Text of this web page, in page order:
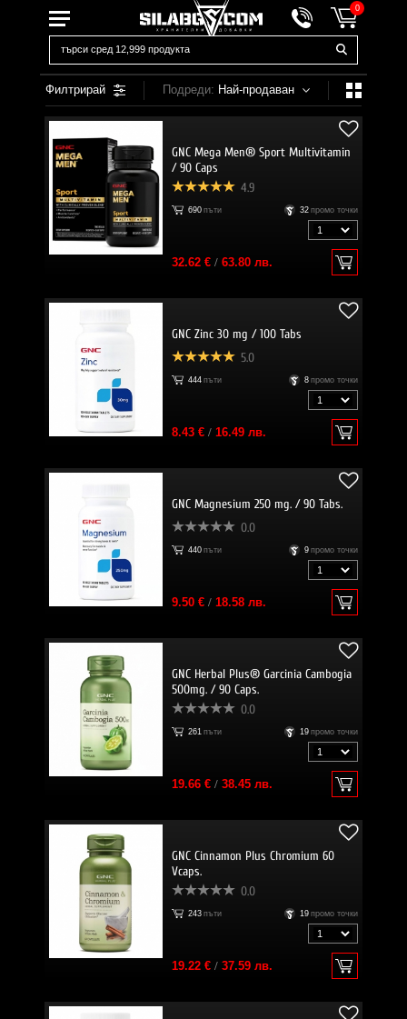
0
Филтрирай Подреди: Най-продаван
GNC Mega Men® Sport Multivitamin
/ 90 Caps
4.9
690 пъти 32 промо точки
32.62 €/ 63.80 лв.
GNC Zinc 30 mg / 100 Tabs
5.0
444 пъти 8 промо точки
8.43 €/ 16.49 лв.
GNC Magnesium 250 mg. / 90 Tabs.
0.0
440 пъти 9 промо точки
9.50 €/ 18.58 лв.
GNC Herbal Plus® Garcinia Cambogia
500mg. / 90 Caps.
0.0
261 пъти 19 промо точки
19.66 €/ 38.45 лв.
GNC Cinnamon Plus Chromium 60
Vcaps.
0.0
243 пъти 19 промо точки
19.22 €/ 37.59 лв.